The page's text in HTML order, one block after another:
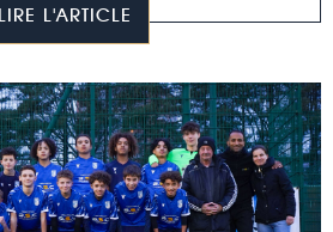
LIRE L'ARTICLE